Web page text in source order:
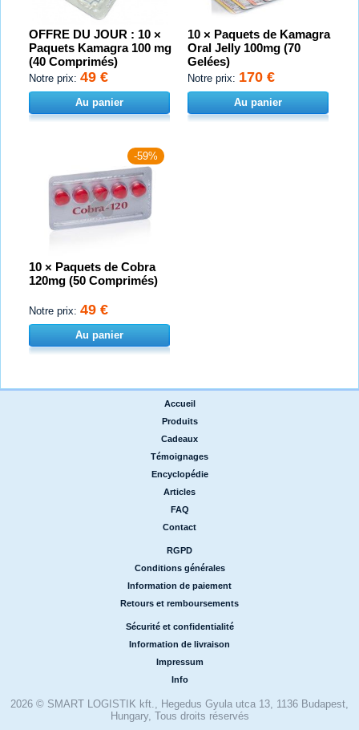
OFFRE DU JOUR : 10 ×
Paquets Kamagra 100 mg
(40 Comprimés)
Notre prix: 49 €
Au panier
10 × Paquets de Kamagra
Oral Jelly 100mg (70
Gelées)
Notre prix: 170 €
Au panier
-59%
10 × Paquets de Cobra
120mg (50 Comprimés)
Notre prix: 49 €
Au panier
Accueil
Produits
Cadeaux
Témoignages
Encyclopédie
Articles
FAQ
Contact
RGPD
Conditions générales
Information de paiement
Retours et remboursements
Sécurité et confidentialité
Information de livraison
Impressum
Info
2026 © SMART LOGISTIK kft., Hegedus Gyula utca 13, 1136 Budapest,
Hungary, Tous droits réservés